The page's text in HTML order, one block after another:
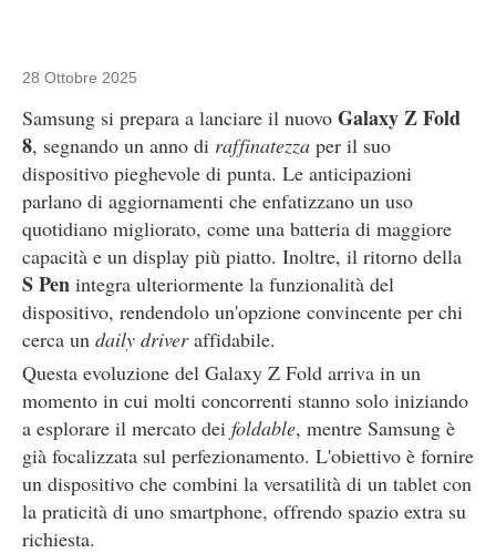
28 Ottobre 2025
Samsung si prepara a lanciare il nuovo Galaxy Z Fold
8, segnando un anno di raffinatezza per il suo
dispositivo pieghevole di punta. Le anticipazioni
parlano di aggiornamenti che enfatizzano un uso
quotidiano migliorato, come una batteria di maggiore
capacità e un display più piatto. Inoltre, il ritorno della
S Pen integra ulteriormente la funzionalità del
dispositivo, rendendolo un'opzione convincente per chi
cerca un daily driveraffidabile.
Questa evoluzione del Galaxy Z Fold arriva in un
momento in cui molti concorrenti stanno solo iniziando
a esplorare il mercato dei foldable, mentre Samsung è
già focalizzata sul perfezionamento. L'obiettivo è fornire
un dispositivo che combini la versatilità di un tablet con
la praticità di uno smartphone, offrendo spazio extra su
richiesta.